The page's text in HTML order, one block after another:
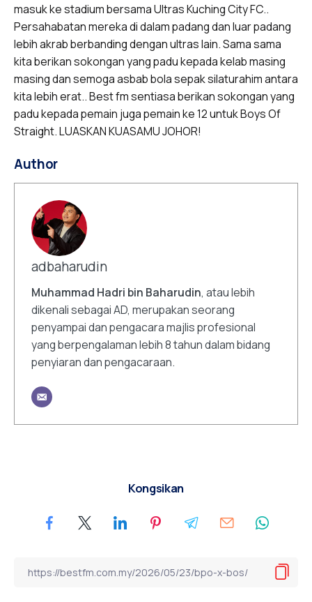
masuk ke stadium bersama Ultras Kuching City FC..
Persahabatan mereka di dalam padang dan luar padang
lebih akrab berbanding dengan ultras lain. Sama sama
kita berikan sokongan yang padu kepada kelab masing
masing dan semoga asbab bola sepak silaturahim antara
kita lebih erat.. Best fm sentiasa berikan sokongan yang
padu kepada pemain juga pemain ke 12 untuk Boys Of
Straight. LUASKAN KUASAMU JOHOR!
Author
adbaharudin
Muhammad Hadri bin Baharudin, atau lebih
dikenali sebagai AD, merupakan seorang
penyampai dan pengacara majlis profesional
yang berpengalaman lebih 8 tahun dalam bidang
penyiaran dan pengacaraan.
Kongsikan